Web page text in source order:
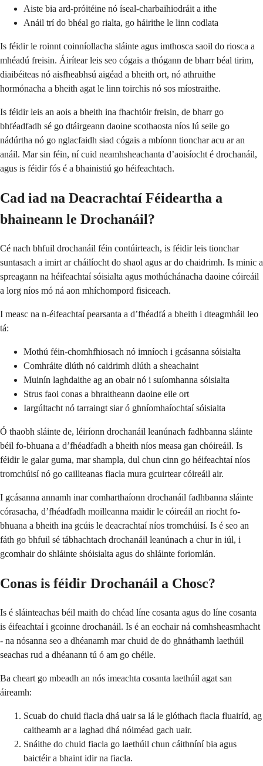
Aiste bia ard-próitéine nó íseal-charbaihiodráit a ithe
Anáil trí do bhéal go rialta, go háirithe le linn codlata
Is féidir le roinnt coinníollacha sláinte agus imthosca saoil do riosca a
mhéadú freisin. Áirítear leis seo cógais a thógann de bharr béal tirim,
diaibéiteas nó aisfheabhsú aigéad a bheith ort, nó athruithe
hormónacha a bheith agat le linn toirchis nó sos míostraithe.
Is féidir leis an aois a bheith ina fhachtóir freisin, de bharr go
bhféadfadh sé go dtáirgeann daoine scothaosta níos lú seile go
nádúrtha nó go nglacfaidh siad cógais a mbíonn tionchar acu ar an
anáil. Mar sin féin, ní cuid neamhsheachanta d’aoisíocht é drochanáil,
agus is féidir fós é a bhainistiú go héifeachtach.
Cad iad na Deacrachtaí Féideartha a
bhaineann le Drochanáil?
Cé nach bhfuil drochanáil féin contúirteach, is féidir leis tionchar
suntasach a imirt ar cháilíocht do shaol agus ar do chaidrimh. Is minic a
spreagann na héifeachtaí sóisialta agus mothúchánacha daoine cóireáil
a lorg níos mó ná aon mhíchompord fisiceach.
I measc na n-éifeachtaí pearsanta a d’fhéadfá a bheith i dteagmháil leo
tá:
Mothú féin-chomhfhiosach nó imníoch i gcásanna sóisialta
Comhráite dlúth nó caidrimh dlúth a sheachaint
Muinín laghdaithe ag an obair nó i suíomhanna sóisialta
Strus faoi conas a bhraitheann daoine eile ort
Iargúltacht nó tarraingt siar ó ghníomhaíochtaí sóisialta
Ó thaobh sláinte de, léiríonn drochanáil leanúnach fadhbanna sláinte
béil fo-bhuana a d’fhéadfadh a bheith níos measa gan chóireáil. Is
féidir le galar guma, mar shampla, dul chun cinn go héifeachtaí níos
tromchúisí nó go caillteanas fiacla mura gcuirtear cóireáil air.
I gcásanna annamh inar comharthaíonn drochanáil fadhbanna sláinte
córasacha, d’fhéadfadh moilleanna maidir le cóireáil an riocht fo-
bhuana a bheith ina gcúis le deacrachtaí níos tromchúisí. Is é seo an
fáth go bhfuil sé tábhachtach drochanáil leanúnach a chur in iúl, i
gcomhair do shláinte shóisialta agus do shláinte foriomlán.
Conas is féidir Drochanáil a Chosc?
Is é sláinteachas béil maith do chéad líne cosanta agus do líne cosanta
is éifeachtaí i gcoinne drochanáil. Is é an eochair ná comhsheasmhacht
- na nósanna seo a dhéanamh mar chuid de do ghnáthamh laethúil
seachas rud a dhéanann tú ó am go chéile.
Ba cheart go mbeadh an nós imeachta cosanta laethúil agat san
áireamh:
Scuab do chuid fiacla dhá uair sa lá le glóthach fiacla fluairíd, ag
caitheamh ar a laghad dhá nóiméad gach uair.
Snáithe do chuid fiacla go laethúil chun cáithníní bia agus
baictéir a bhaint idir na fiacla.